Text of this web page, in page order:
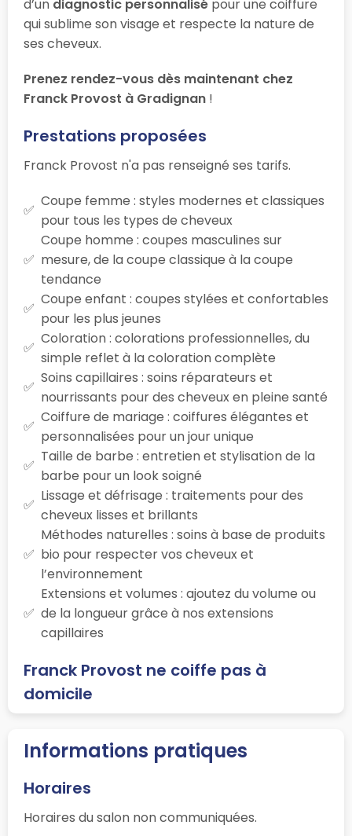
d’un diagnostic personnalisé pour une coiffure
qui sublime son visage et respecte la nature de
ses cheveux.
Prenez rendez-vous dès maintenant chez
Franck Provost à Gradignan !
Prestations proposées
Franck Provost n'a pas renseigné ses tarifs.
Coupe femme : styles modernes et classiques
pour tous les types de cheveux
Coupe homme : coupes masculines sur
mesure, de la coupe classique à la coupe
tendance
Coupe enfant : coupes stylées et confortables
pour les plus jeunes
Coloration : colorations professionnelles, du
simple reflet à la coloration complète
Soins capillaires : soins réparateurs et
nourrissants pour des cheveux en pleine santé
Coiffure de mariage : coiffures élégantes et
personnalisées pour un jour unique
Taille de barbe : entretien et stylisation de la
barbe pour un look soigné
Lissage et défrisage : traitements pour des
cheveux lisses et brillants
Méthodes naturelles : soins à base de produits
bio pour respecter vos cheveux et
l’environnement
Extensions et volumes : ajoutez du volume ou
de la longueur grâce à nos extensions
capillaires
Franck Provost ne coiffe pas à
domicile
Informations pratiques
Horaires
Horaires du salon non communiquées.